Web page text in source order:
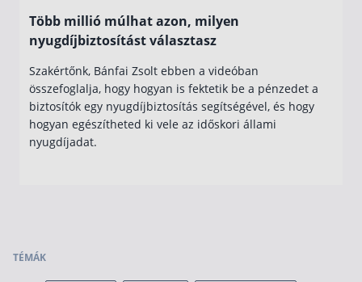
Több millió múlhat azon, milyen
nyugdíjbiztosítást választasz
Szakértőnk, Bánfai Zsolt ebben a videóban
összefoglalja, hogy hogyan is fektetik be a pénzedet a
biztosítók egy nyugdíjbiztosítás segítségével, és hogy
hogyan egészítheted ki vele az időskori állami
nyugdíjadat.
TÉMÁK